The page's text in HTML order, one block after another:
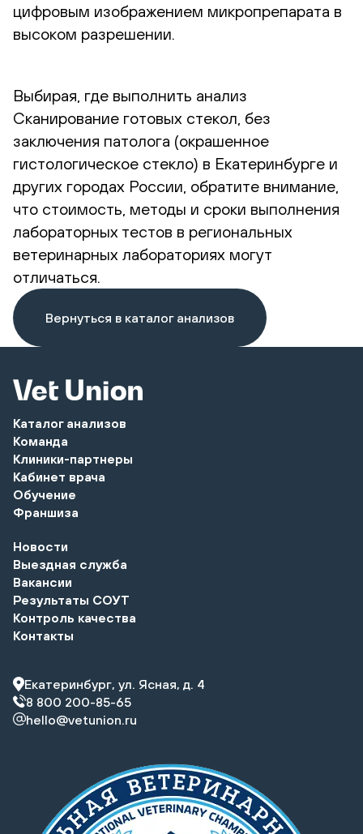
цифровым изображением микропрепарата в
высоком разрешении.
Выбирая, где выполнить анализ
Сканирование готовых стекол, без
заключения патолога (окрашенное
гистологическое стекло) в Екатеринбурге и
других городах России, обратите внимание,
что стоимость, методы и сроки выполнения
лабораторных тестов в региональных
ветеринарных лабораториях могут
отличаться.
Вернуться в каталог анализов
Каталог анализов
Команда
Клиники-партнеры
Кабинет врача
Обучение
Франшиза
Новости
Выездная служба
Вакансии
Результаты СОУТ
Контроль качества
Контакты
Екатеринбург, ул. Ясная, д. 4
8 800 200-85-65
hello@vetunion.ru